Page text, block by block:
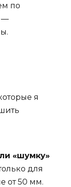
по
—
я
«шумку»
для
от 50 мм.